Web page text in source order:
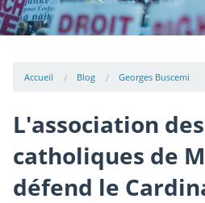
Accueil Blog Georges Buscemi
L'association
catholiques de
défend le